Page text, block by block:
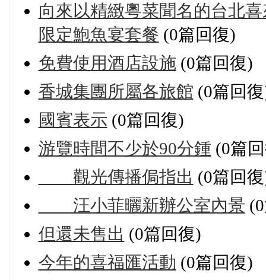
向來以精緻粵菜聞名的台北
限定鮑魚宴套餐 (0篇回復)
免費使用酒店設施(0篇回復)
香城集團所屬各旅館 (0篇回
國賓表示 (0篇回復)
游覽時間不少於90分鍾 (0篇
觀光傳播侷指出 (0篇回
汪小菲曬新辦公室內景
但還未售出 (0篇回復)
今年的喜福匯活動 (0篇回復)